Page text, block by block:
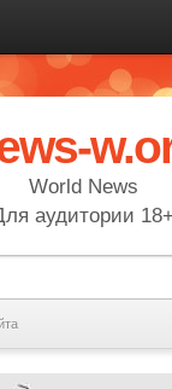
World News
аудитории 18+